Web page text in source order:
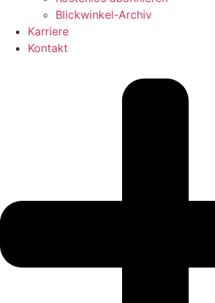
Blickwinkel-Archiv
Karriere
Kontakt